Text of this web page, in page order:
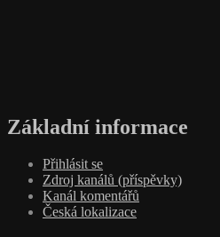
Základní informace
Přihlásit se
Zdroj kanálů (příspěvky)
Kanál komentářů
Česká lokalizace